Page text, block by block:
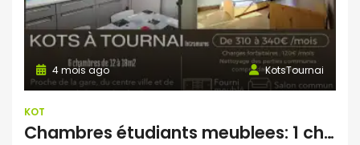
KotsTournai
4 mois ago
KOT
Chambres étudiants meublees: 1 chambre se libere en septembre